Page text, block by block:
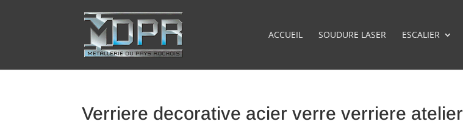
ACCUEIL SOUDURE LASER ESCALIER
Verriere decorative acier verre verriere atelier